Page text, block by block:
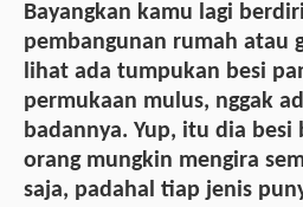
Bayangkan kamu lagi
pembangunan rumah atau
lihat ada tumpukan besi
permukaan mulus, nggak
badannya. Yup, itu dia besi
orang mungkin mengira
saja, padahal tiap jenis